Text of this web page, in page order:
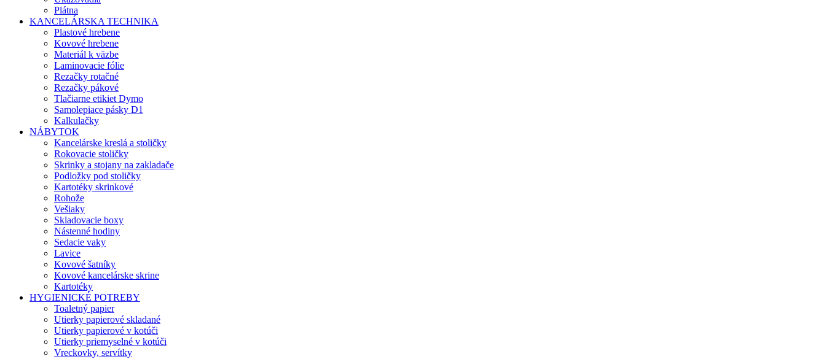
Plátna
KANCELÁRSKA TECHNIKA
Plastové hrebene
Kovové hrebene
Materiál k väzbe
Laminovacie fólie
Rezačky rotačné
Rezačky pákové
Tlačiarne etikiet Dymo
Samolepiace pásky D1
Kalkulačky
NÁBYTOK
Kancelárske kreslá a stoličky
Rokovacie stoličky
Skrinky a stojany na zakladače
Podložky pod stoličky
Kartotéky skrinkové
Rohože
Vešiaky
Skladovacie boxy
Nástenné hodiny
Sedacie vaky
Lavice
Kovové šatníky
Kovové kancelárske skrine
Kartotéky
HYGIENICKÉ POTREBY
Toaletný papier
Utierky papierové skladané
Utierky papierové v kotúči
Utierky priemyselné v kotúči
Vreckovky, servítky